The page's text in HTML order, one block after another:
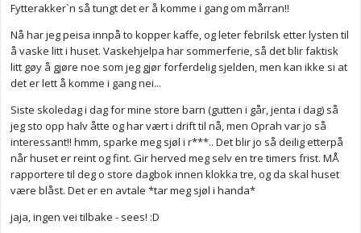
Fytterakker`n så tungt det er å komme i gang om mårran!!
Nå har jeg peisa innpå to kopper kaffe, og leter febrilsk etter lysten til
å vaske litt i huset. Vaskehjelpa har sommerferie, så det blir faktisk
litt gøy å gjøre noe som jeg gjør forferdelig sjelden, men kan ikke si at
det er lett å komme i gang nei...
Siste skoledag i dag for mine store barn (gutten i går, jenta i dag) så
jeg sto opp halv åtte og har vært i drift til nå, men Oprah var jo så
interessant!! hmm, sparke meg sjøl i r***.. Det blir jo så deilig etterpå
når huset er reint og fint. Gir herved meg selv en tre timers frist. MÅ
rapportere til deg o store dagbok innen klokka tre, og da skal huset
være blåst. Det er en avtale *tar meg sjøl i handa*
jaja, ingen vei tilbake - sees! :D